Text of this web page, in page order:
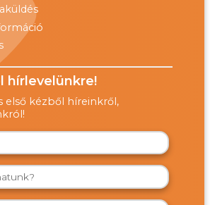
hírlevelünkre!
első kézből híreinkről,